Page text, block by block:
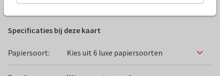
Specificaties bij deze kaart
Papiersoort: Kies uit 6 luxe papiersoorten